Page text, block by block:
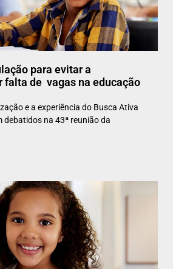
para evitar a
falta de vagas na educação
e a experiência do Busca Ativa
debatidos na 43ª reunião da